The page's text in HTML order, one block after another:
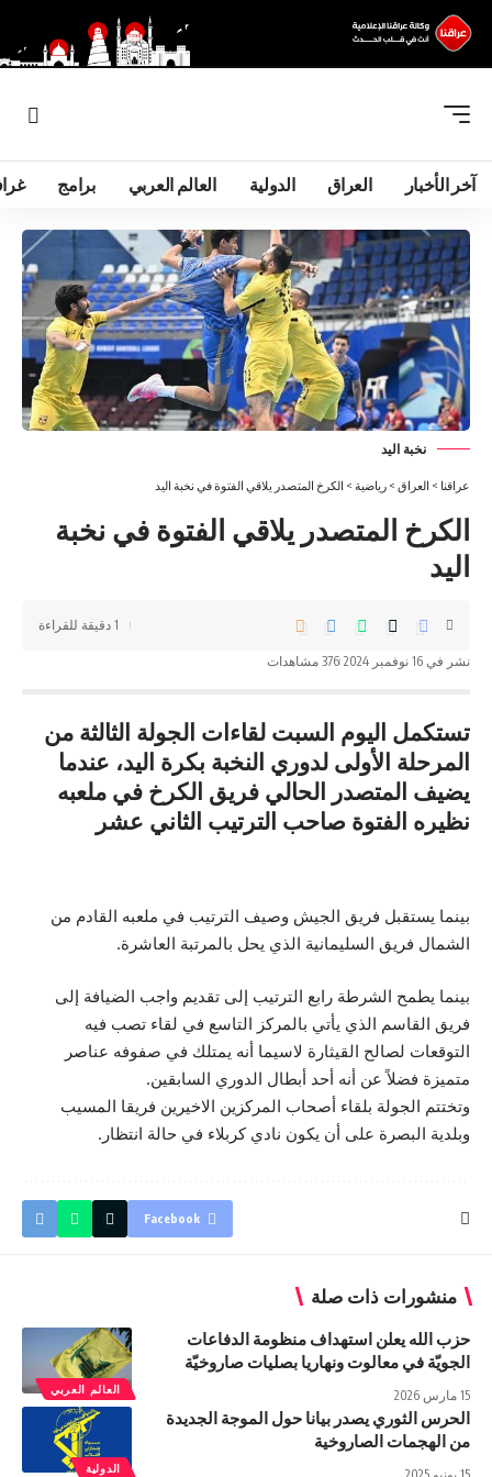
آخر الأخبار العراق الدولية العالم العربي برامج
نخبة اليد
عراقنا > العراق > رياضية > الكرخ المتصدر يلاقي الفتوة في نخبة اليد
الكرخ المتصدر يلاقي الفتوة في نخبة
اليد
نشر في 16 نوفمبر 2024 376 مشاهدات
1 دقيقة للقراءة
تستكمل اليوم السبت لقاءات الجولة الثالثة من
المرحلة الأولى لدوري النخبة بكرة اليد، عندما
يضيف المتصدر الحالي فريق الكرخ في ملعبه
نظيره الفتوة صاحب الترتيب الثاني عشر
بينما يستقبل فريق الجيش وصيف الترتيب في ملعبه القادم من
الشمال فريق السليمانية الذي يحل بالمرتبة العاشرة.
بينما يطمح الشرطة رابع الترتيب إلى تقديم واجب الضيافة إلى
فريق القاسم الذي يأتي بالمركز التاسع في لقاء تصب فيه
التوقعات لصالح القيثارة لاسيما أنه يمتلك في صفوفه عناصر
متميزة فضلاً عن أنه أحد أبطال الدوري السابقين.
وتختتم الجولة بلقاء أصحاب المركزين الاخيرين فريقا المسيب
وبلدية البصرة على أن يكون نادي كربلاء في حالة انتظار.
Facebook
منشورات ذات صلة
العالم العربي
حزب الله يعلن استهداف منظومة الدفاعات
الجويّة في معالوت ونهاريا بصليات صاروخيّة
15 مارس 2026
الدولية
الحرس الثوري يصدر بيانا حول الموجة الجديدة
من الهجمات الصاروخية